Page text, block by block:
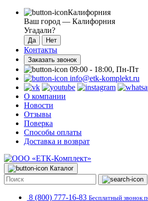
Калифорния
Ваш город — Калифорния
Угадали?
Контакты
Заказать звонок
09:00 - 18:00, Пн-Пт
info@etk-komplekt.ru
О компании
Новости
Отзывы
Поверка
Способы оплаты
Доставка и возврат
Каталог
8 (800) 777-16-83 Бесплатный звонок